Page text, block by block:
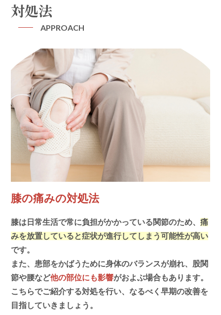
対処法
APPROACH
膝の痛みの対処法
膝は日常生活で常に負担がかかっている関節のため、痛
みを放置していると症状が進行してしまう可能性が高い
です。
また、患部をかばうために身体のバランスが崩れ、股関
節や腰など他の部位にも影響がおよぶ場合もあります。
こちらでご紹介する対処を行い、なるべく早期の改善を
目指していきましょう。